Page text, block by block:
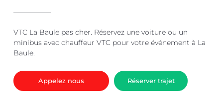
VTC La Baulepas cher. Réservez une voiture ou un
minibus avec chauffeur VTC pour votre événement à La
Baule.
Appelez nous Réserver trajet